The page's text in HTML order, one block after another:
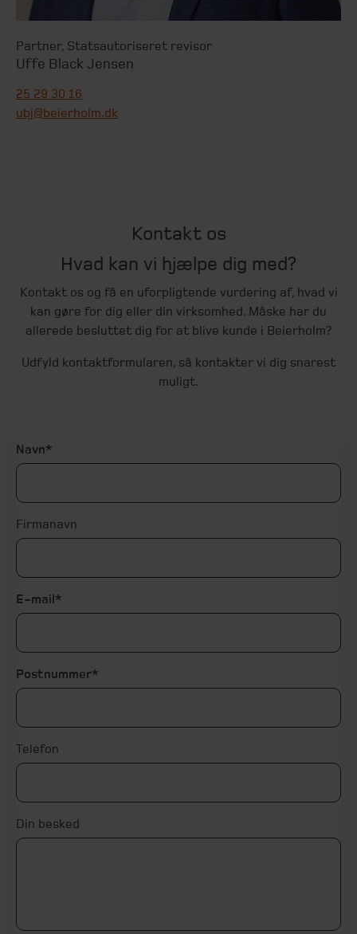
Partner, Statsautoriseret revisor
Uffe Black Jensen
25 29 30 16
ubj@beierholm.dk
Kontakt os
Hvad kan vi hjælpe dig med?
Kontakt os og få en uforpligtende vurdering af, hvad vi
kan gøre for dig eller din virksomhed. Måske har du
allerede besluttet dig for at blive kunde i Beierholm?
Udfyld kontaktformularen, så kontakter vi dig snarest
muligt.
Navn
Firmanavn
E-mail
Postnummer
Telefon
Din besked